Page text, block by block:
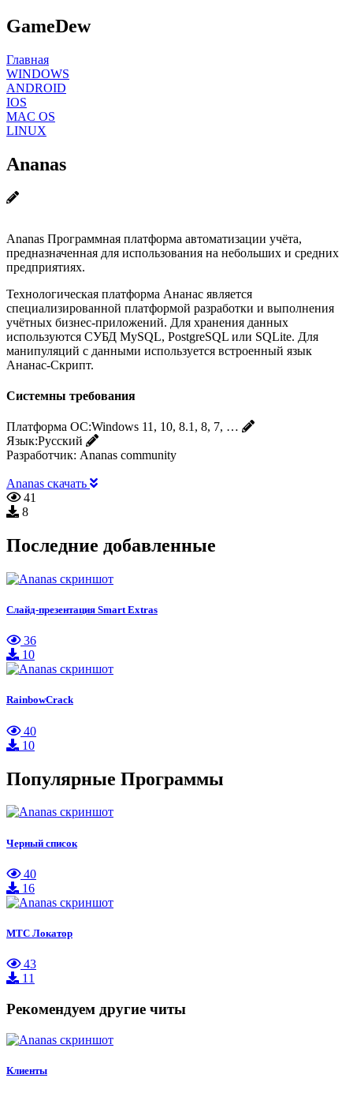
GameDew
Главная
WINDOWS
ANDROID
IOS
MAC OS
LINUX
Ananas
Ananas Программная платформа автоматизации учёта,
предназначенная для использования на небольших и средних
предприятиях.
Технологическая платформа Ананас является
специализированной платформой разработки и выполнения
учётных бизнес-приложений. Для хранения данных
используются СУБД MySQL, PostgreSQL или SQLite. Для
манипуляций с данными используется встроенный язык
Ананас-Скрипт.
Системны требования
Платформа ОС:Windows 11, 10, 8.1, 8, 7, …
Язык:Русский
Разработчик: Ananas community
Ananas скачать
41
8
Последние добавленные
Слайд-презентация Smart Extras
36
10
RainbowCrack
40
10
Популярные Программы
Черный список
40
16
МТС Локатор
43
11
Рекомендуем другие читы
Клиенты